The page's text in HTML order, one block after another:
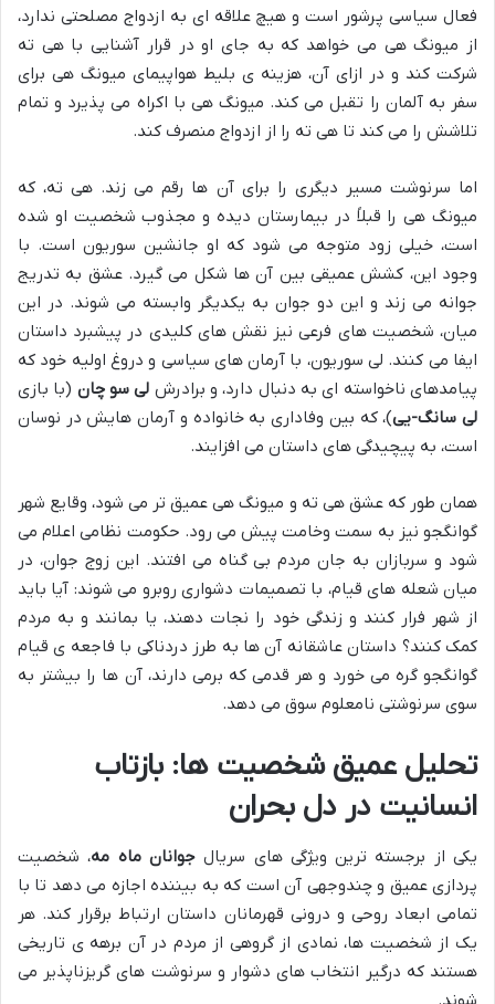
فعال سیاسی پرشور است و هیچ علاقه ای به ازدواج مصلحتی ندارد،
از میونگ هی می خواهد که به جای او در قرار آشنایی با هی ته
شرکت کند و در ازای آن، هزینه ی بلیط هواپیمای میونگ هی برای
سفر به آلمان را تقبل می کند. میونگ هی با اکراه می پذیرد و تمام
تلاشش را می کند تا هی ته را از ازدواج منصرف کند.
اما سرنوشت مسیر دیگری را برای آن ها رقم می زند. هی ته، که
میونگ هی را قبلاً در بیمارستان دیده و مجذوب شخصیت او شده
است، خیلی زود متوجه می شود که او جانشین سوریون است. با
وجود این، کشش عمیقی بین آن ها شکل می گیرد. عشق به تدریج
جوانه می زند و این دو جوان به یکدیگر وابسته می شوند. در این
میان، شخصیت های فرعی نیز نقش های کلیدی در پیشبرد داستان
ایفا می کنند. لی سوریون، با آرمان های سیاسی و دروغ اولیه خود که
پیامدهای ناخواسته ای به دنبال دارد، و برادرش لی سو چان (با بازی
لی سانگ-یی)، که بین وفاداری به خانواده و آرمان هایش در نوسان
است، به پیچیدگی های داستان می افزایند.
همان طور که عشق هی ته و میونگ هی عمیق تر می شود، وقایع شهر
گوانگجو نیز به سمت وخامت پیش می رود. حکومت نظامی اعلام می
شود و سربازان به جان مردم بی گناه می افتند. این زوج جوان، در
میان شعله های قیام، با تصمیمات دشواری روبرو می شوند: آیا باید
از شهر فرار کنند و زندگی خود را نجات دهند، یا بمانند و به مردم
کمک کنند؟ داستان عاشقانه آن ها به طرز دردناکی با فاجعه ی قیام
گوانگجو گره می خورد و هر قدمی که برمی دارند، آن ها را بیشتر به
سوی سرنوشتی نامعلوم سوق می دهد.
تحلیل عمیق شخصیت ها: بازتاب
انسانیت در دل بحران
یکی از برجسته ترین ویژگی های سریالجوانان ماه مه، شخصیت
پردازی عمیق و چندوجهی آن است که به بیننده اجازه می دهد تا با
تمامی ابعاد روحی و درونی قهرمانان داستان ارتباط برقرار کند. هر
یک از شخصیت ها، نمادی از گروهی از مردم در آن برهه ی تاریخی
هستند که درگیر انتخاب های دشوار و سرنوشت های گریزناپذیر می